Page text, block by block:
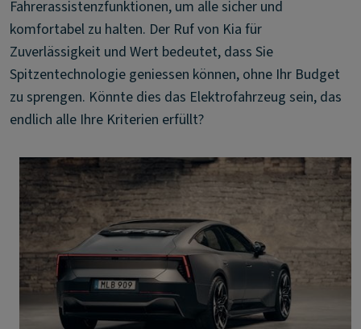
Fahrerassistenzfunktionen, um alle sicher und
komfortabel zu halten. Der Ruf von Kia für
Zuverlässigkeit und Wert bedeutet, dass Sie
Spitzentechnologie geniessen können, ohne Ihr Budget
zu sprengen. Könnte dies das Elektrofahrzeug sein, das
endlich alle Ihre Kriterien erfüllt?